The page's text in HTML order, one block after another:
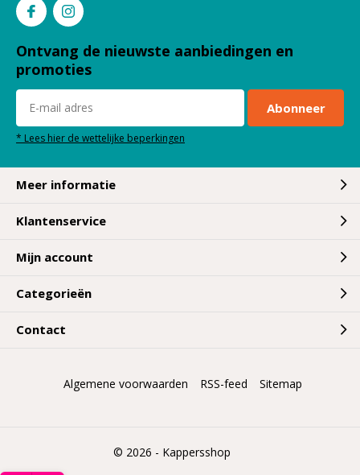
Ontvang de nieuwste aanbiedingen en
promoties
Abonneer
* Lees hier de wettelijke beperkingen
Meer informatie
Klantenservice
Mijn account
Categorieën
Contact
© 2026 - Kappersshop
Algemene voorwaarden RSS-feed Sitemap